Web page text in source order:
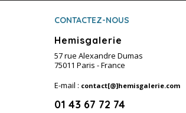
CONTACTEZ-NOUS
Hemisgalerie
57 rue Alexandre Dumas
75011 Paris - France
E-mail : contact[@]hemisgalerie.com
01 43 67 72 74